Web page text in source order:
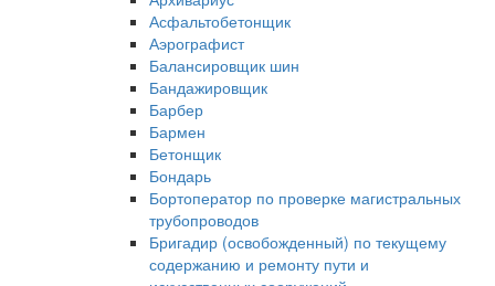
Асфальтобетонщик
Аэрографист
Балансировщик шин
Бандажировщик
Барбер
Бармен
Бетонщик
Бондарь
Бортоператор по проверке магистральных
трубопроводов
Бригадир (освобожденный) по текущему
содержанию и ремонту пути и